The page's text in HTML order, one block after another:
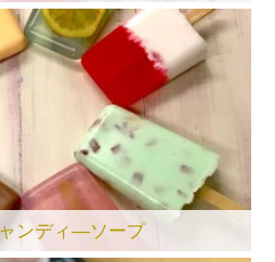
ンディ―ソープ